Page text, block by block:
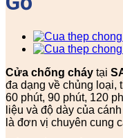
Cửa chống cháy tại
đa dạng về chủng loại,
60 phút, 90 phút, 120
liệu và độ dày của
là đơn vị chuyên cung